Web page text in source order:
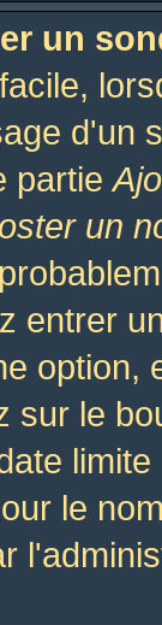
un
d'un
partie
un
entrer
option,
sur le
le